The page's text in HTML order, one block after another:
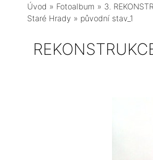
Úvod » Fotoalbum » 3.
Staré Hrady » původní stav_1